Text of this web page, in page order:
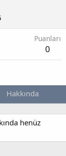
Puanları
0
Hakkında
henüz